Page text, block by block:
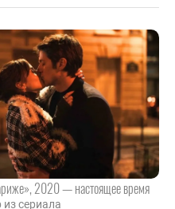
2020 — настоящее время
сериала